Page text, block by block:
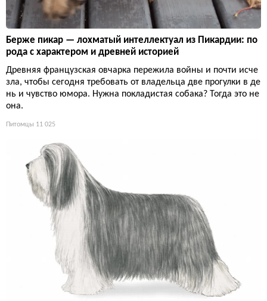
Берже пикар — лохматый интеллектуал из Пикардии: по
рода с характером и древней историей
Древняя французская овчарка пережила войны и почти исче
зла, чтобы сегодня требовать от владельца две прогулки в де
нь и чувство юмора. Нужна покладистая собака? Тогда это не
она.
Питомцы 11 025